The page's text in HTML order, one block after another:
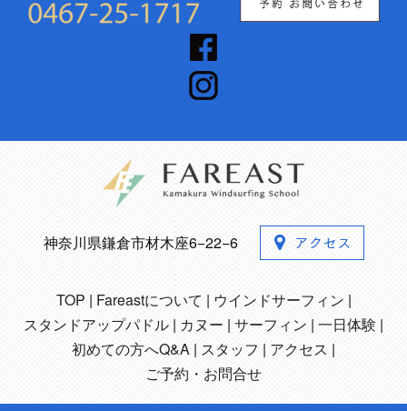
神奈川県鎌倉市材木座6−22−6
TOP Fareastについて
ウインドサーフィン
スタンドアップパドル
カヌー サーフィン 一日体験
初めての方へQ&A
スタッフ
アクセス
ご予約・お問合せ